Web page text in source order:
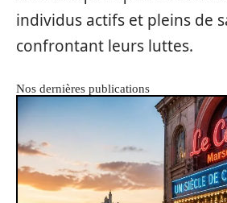
individus actifs et pleins de
confrontant leurs luttes.
Nos dernières publications